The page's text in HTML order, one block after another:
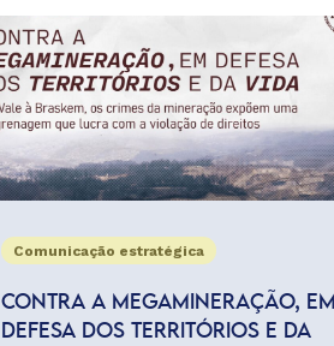
Comunicação estratégica
CONTRA A MEGAMINERAÇÃO, EM
DEFESA DOS TERRITÓRIOS E DA